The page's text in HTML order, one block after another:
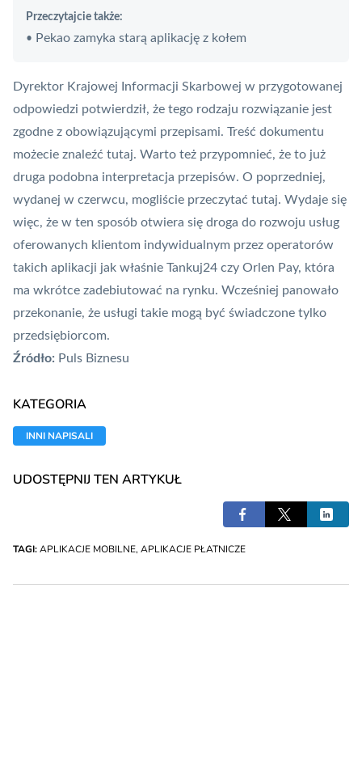
Przeczytajcie także:
• Pekao zamyka starą aplikację z kołem
Dyrektor Krajowej Informacji Skarbowej w przygotowanej
odpowiedzi potwierdził, że tego rodzaju rozwiązanie jest
zgodne z obowiązującymi przepisami. Treść dokumentu
możecie znaleźć tutaj. Warto też przypomnieć, że to już
druga podobna interpretacja przepisów. O poprzedniej,
wydanej w czerwcu, mogliście przeczytać tutaj. Wydaje się
więc, że w ten sposób otwiera się droga do rozwoju usług
oferowanych klientom indywidualnym przez operatorów
takich aplikacji jak właśnie Tankuj24 czy Orlen Pay, która
ma wkrótce zadebiutować na rynku. Wcześniej panowało
przekonanie, że usługi takie mogą być świadczone tylko
przedsiębiorcom.
Źródło: Puls Biznesu
KATEGORIA
INNI NAPISALI
UDOSTĘPNIJ TEN ARTYKUŁ
TAGI:APLIKACJE MOBILNE, APLIKACJE PŁATNICZE